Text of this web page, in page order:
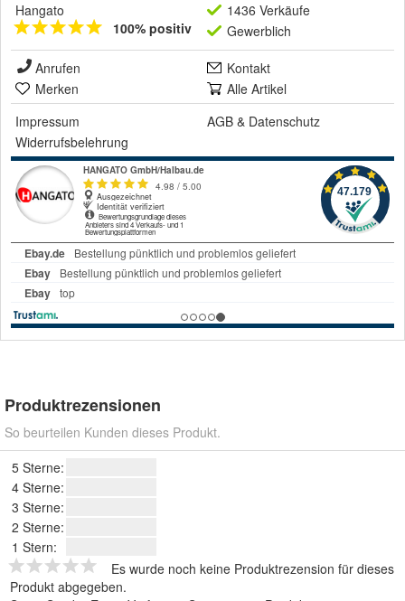
Hangato
100% positiv
1436 Verkäufe
Gewerblich
Anrufen
Kontakt
Merken
Alle Artikel
Impressum
AGB & Datenschutz
Widerrufsbelehrung
Produktrezensionen
So beurteilen Kunden dieses Produkt.
5 Sterne:
4 Sterne:
3 Sterne:
2 Sterne:
1 Stern:
Es wurde noch keine Produktrezension für dieses
Produkt abgegeben.